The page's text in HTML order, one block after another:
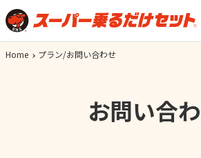
Home プラン/お問い合わせ
お問い合